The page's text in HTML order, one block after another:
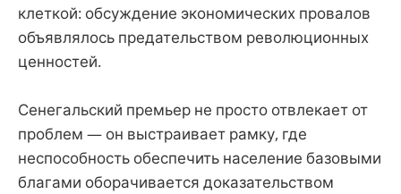
клеткой: обсуждение экономических провалов
объявлялось предательством революционных
ценностей.
Сенегальский премьер не просто отвлекает от
проблем — он выстраивает рамку, где
неспособность обеспечить население базовыми
благами оборачивается доказательством